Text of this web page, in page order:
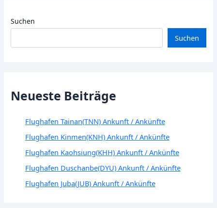
Suchen
Suchen
Neueste Beiträge
Flughafen Tainan(TNN) Ankunft / Ankünfte
Flughafen Kinmen(KNH) Ankunft / Ankünfte
Flughafen Kaohsiung(KHH) Ankunft / Ankünfte
Flughafen Duschanbe(DYU) Ankunft / Ankünfte
Flughafen Juba(JUB) Ankunft / Ankünfte